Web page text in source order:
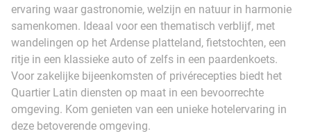
ervaring waar gastronomie, welzijn en natuur in harmonie
samenkomen. Ideaal voor een thematisch verblijf, met
wandelingen op het Ardense platteland, fietstochten, een
ritje in een klassieke auto of zelfs in een paardenkoets.
Voor zakelijke bijeenkomsten of privérecepties biedt het
Quartier Latin diensten op maat in een bevoorrechte
omgeving. Kom genieten van een unieke hotelervaring in
deze betoverende omgeving.